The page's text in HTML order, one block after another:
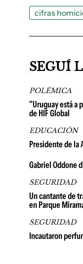
cifras
SEGUÍ
POLÉMICA
"Uruguay está a
de HIF Global
EDUCACIÓN
Presidente de la
Gabriel Oddone
SEGURIDAD
Un cantante de
en Parque
SEGURIDAD
Incautaron